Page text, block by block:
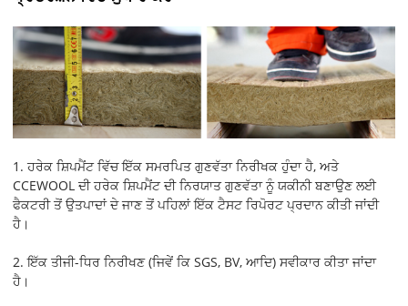
1. ਹਰੇਕ ਸ਼ਿਪਮੈਂਟ ਵਿੱਚ ਇੱਕ ਸਮਰਪਿਤ ਗੁਣਵੱਤਾ ਨਿਰੀਖਕ ਹੁੰਦਾ ਹੈ, ਅਤੇ
CCEWOOL ਦੀ ਹਰੇਕ ਸ਼ਿਪਮੈਂਟ ਦੀ ਨਿਰਯਾਤ ਗੁਣਵੱਤਾ ਨੂੰ ਯਕੀਨੀ ਬਣਾਉਣ ਲਈ
ਫੈਕਟਰੀ ਤੋਂ ਉਤਪਾਦਾਂ ਦੇ ਜਾਣ ਤੋਂ ਪਹਿਲਾਂ ਇੱਕ ਟੈਸਟ ਰਿਪੋਰਟ ਪ੍ਰਦਾਨ ਕੀਤੀ ਜਾਂਦੀ
ਹੈ।
2. ਇੱਕ ਤੀਜੀ-ਧਿਰ ਨਿਰੀਖਣ (ਜਿਵੇਂ ਕਿ SGS, BV, ਆਦਿ) ਸਵੀਕਾਰ ਕੀਤਾ ਜਾਂਦਾ
ਹੈ।